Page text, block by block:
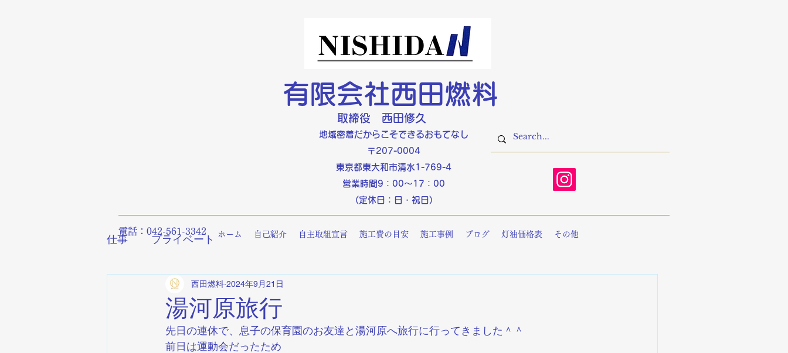
有限会社西田燃料
​取締役 西田修久
​​地域密着だからこそできるおもてなし
〒207-0004
東京都東大和市清水1-769-4
営業時間9：00～17：00
(定休日：日・祝日)
電話：042-561-3342 ホーム 自己紹介 自主取組宣言 施工費の目安 施工事例 ブログ 灯油価格表 その他
仕事 プライベート
湯河原旅行
西田燃料 2024年9月21日
先日の連休で、息子の保育園のお友達と湯河原へ旅行に行ってきました＾＾
前日は運動会だったため